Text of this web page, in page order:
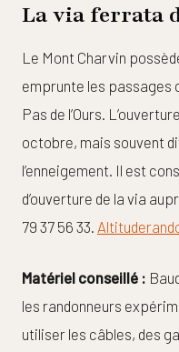
La via ferrata
Le Mont Charvin
emprunte les passages
Pas de l’Ours.
octobre, mais souvent
l’enneigement. Il est
d’ouverture de la via
79 37 56 33.
Matériel conseillé :
les randonneurs
utiliser les câbles, des